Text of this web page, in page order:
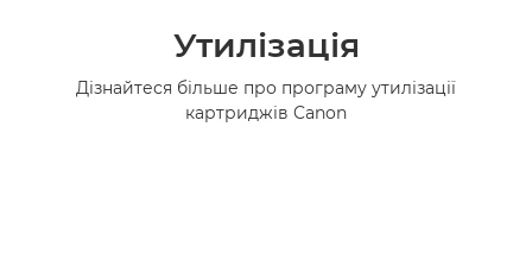
Утилізація
Дізнайтеся більше про програму утилізації
картриджів Canon